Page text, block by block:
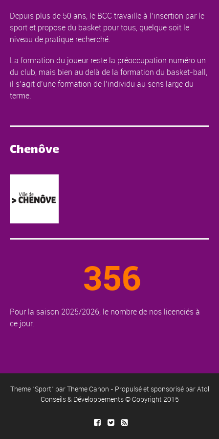
Depuis plus de 50 ans, le BCC travaille à l’insertion par le
sport et propose du basket pour tous, quelque soit le
niveau de pratique recherché.
La formation du joueur reste la préoccupation numéro un
du club, mais bien au delà de la formation du basket-ball,
il s’agit d’une formation de l’individu au sens large du
terme.
Chenôve
356
Pour la saison 2025/2026, le nombre de nos licenciés à
ce jour.
Theme "Sport" parTheme Canon - Propulsé et sponsorisé parAtol
Conseils & Développements© Copyright 2015